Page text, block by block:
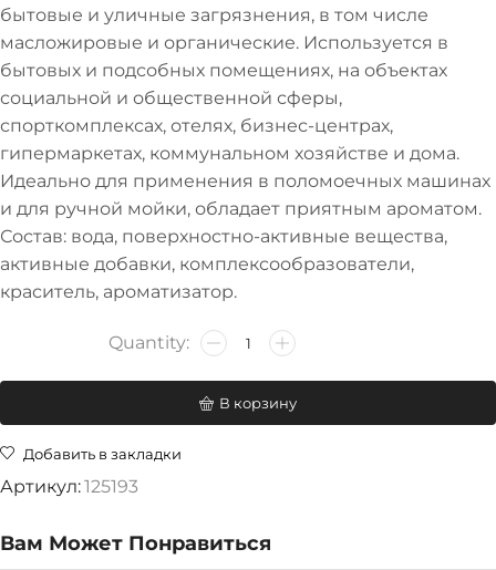
бытовые и уличные загрязнения, в том числе
масложировые и органические. Используется в
бытовых и подсобных помещениях, на объектах
социальной и общественной сферы,
спорткомплексах, отелях, бизнес-центрах,
гипермаркетах, коммунальном хозяйстве и дома.
Идеально для применения в поломоечных машинах
и для ручной мойки, обладает приятным ароматом.
Состав: вода, поверхностно-активные вещества,
активные добавки, комплексообразователи,
краситель, ароматизатор.
В корзину
Добавить в закладки
Артикул:125193
Вам Может Понравиться